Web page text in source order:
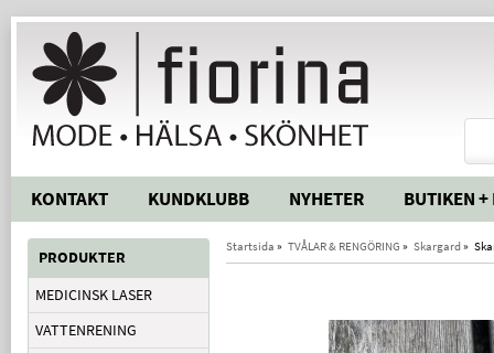
KONTAKT KUNDKLUBB NYHETER BUTIKEN +
PRODUKTER
MEDICINSK LASER
VATTENRENING
Startsida » TVÅLAR & RENGÖRING » Skargard»